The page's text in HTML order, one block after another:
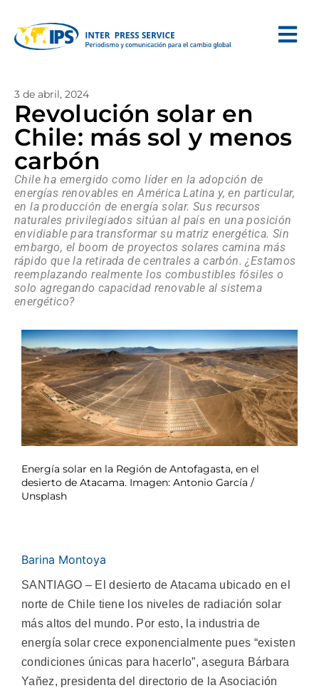
3 de abril, 2024
Revolución solar en
Chile: más sol y menos
carbón
Chile ha emergido como líder en la adopción de
energías renovables en América Latina y, en particular,
en la producción de energía solar. Sus recursos
naturales privilegiados sitúan al país en una posición
envidiable para transformar su matriz energética. Sin
embargo, el boom de proyectos solares camina más
rápido que la retirada de centrales a carbón. ¿Estamos
reemplazando realmente los combustibles fósiles o
solo agregando capacidad renovable al sistema
energético?
Energía solar en la Región de Antofagasta, en el
desierto de Atacama. Imagen: Antonio García /
Unsplash
Barina Montoya
SANTIAGO – El desierto de Atacama ubicado en el
norte de Chile tiene los niveles de radiación solar
más altos del mundo. Por esto, la industria de
energía solar crece exponencialmente pues “existen
condiciones únicas para hacerlo”, asegura Bárbara
Yañez, presidenta del directorio de la Asociación